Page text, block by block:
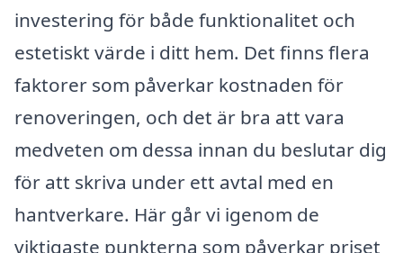
investering för både funktionalitet och
estetiskt värde i ditt hem. Det finns flera
faktorer som påverkar kostnaden för
renoveringen, och det är bra att vara
medveten om dessa innan du beslutar dig
för att skriva under ett avtal med en
hantverkare. Här går vi igenom de
viktigaste punkterna som påverkar priset